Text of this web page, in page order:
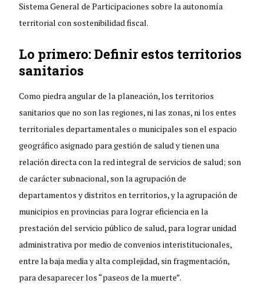
Sistema General de Participaciones sobre la autonomía
territorial con sostenibilidad fiscal.
Lo primero: Definir estos territorios
sanitarios
Como piedra angular de la planeación, los territorios
sanitarios que no son las regiones, ni las zonas, ni los entes
territoriales departamentales o municipales son el espacio
geográfico asignado para gestión de salud y tienen una
relación directa con la red integral de servicios de salud; son
de carácter subnacional, son la agrupación de
departamentos y distritos en territorios, y la agrupación de
municipios en provincias para lograr eficiencia en la
prestación del servicio público de salud, para lograr unidad
administrativa por medio de convenios interistitucionales,
entre la baja media y alta complejidad, sin fragmentación,
para desaparecer los “paseos de la muerte”.